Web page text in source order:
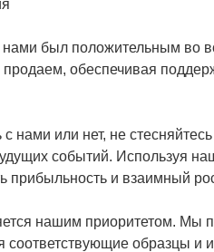
был положительным во
обеспечивая
нами или нет, не
событий. Используя
прибыльность и взаимный
нашим приоритетом. Мы
соответствующие образцы и